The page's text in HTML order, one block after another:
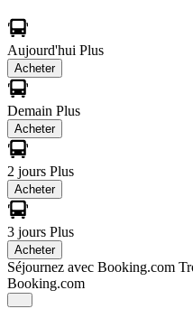
Aujourd'hui Plus
Acheter
Demain Plus
Acheter
2 jours Plus
Acheter
3 jours Plus
Acheter
Séjournez avec Booking.com
Booking.com